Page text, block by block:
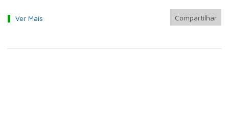
Ver Mais Compartilhar